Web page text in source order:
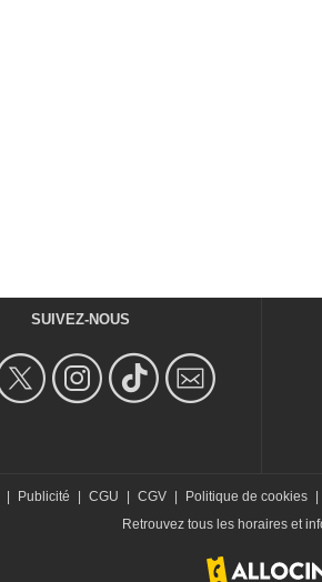
SUIVEZ-NOUS
Publicité CGU CGV Politique de cookies
Retrouvez tous les horaires et